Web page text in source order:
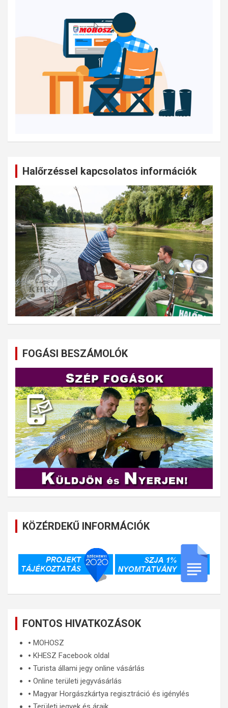
Halőrzéssel kapcsolatos információk
FOGÁSI BESZÁMOLÓK
KÖZÉRDEKŰ INFORMÁCIÓK
FONTOS HIVATKOZÁSOK
🞄 MOHOSZ
🞄 KHESZ Facebook oldal
🞄 Turista állami jegy online vásárlás
🞄 Online területi jegyvásárlás
🞄 Magyar Horgászkártya regisztráció és igénylés